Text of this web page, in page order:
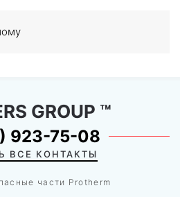
части Protherm
GROUP ™
923-75-08
ВСЕ КОНТАКТЫ